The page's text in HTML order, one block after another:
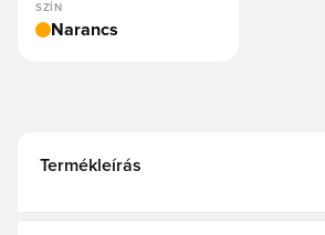
SZÍN
Narancs
Termékleírás